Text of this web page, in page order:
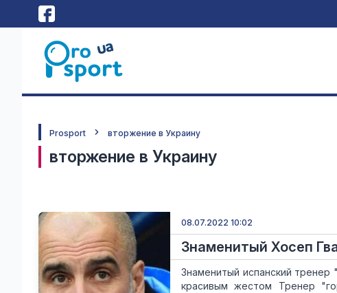
Prosport вторжение в Украину
вторжение в Украину
08.07.2022 10:02
Знаменитый Хосеп
Знаменитый испанский
красивым жестом Тренер